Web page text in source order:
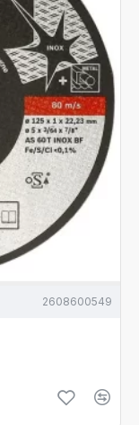
2608600549